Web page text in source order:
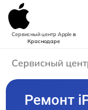
Сервисный центр Appleв
Краснодаре
Сервисный
Ремонт